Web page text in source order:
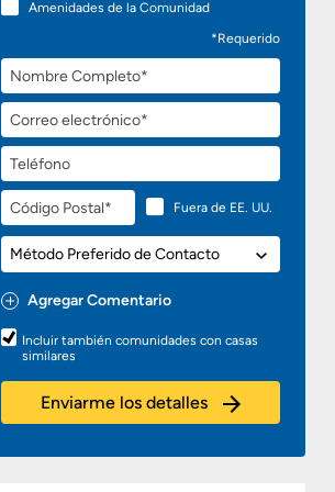
Amenidades de la Comunidad
*Requerido
Nombre
Completo
Correo
electrónico
Teléfono
Código
Postal
Fuera de EE. UU.
Método
Preferido
de
Contacto
Agregar Comentario
Preguntas
o
Comentarios
Incluir también comunidades con casas
similares
Enviarme los detalles